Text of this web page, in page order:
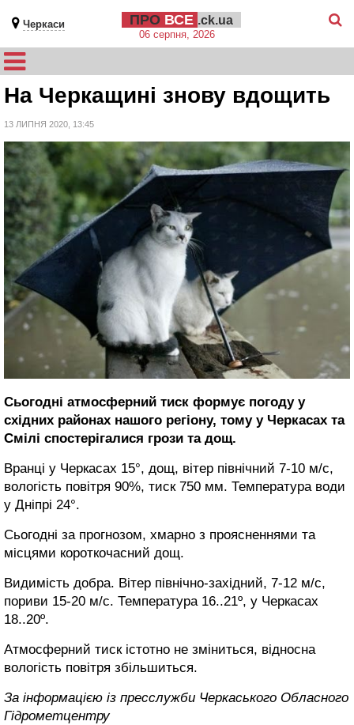
Черкаси ПРО ВСЕ .ck.ua
06 серпня, 2026
На Черкащині знову вдощить
13 ЛИПНЯ 2020, 13:45
Сьогодні атмосферний тиск формує погоду у
східних районах нашого регіону, тому у Черкасах та
Смілі спостерігалися грози та дощ.
Вранці у Черкасах 15°, дощ, вітер північний 7-10 м/с,
вологість повітря 90%, тиск 750 мм. Температура води
у Дніпрі 24°.
Сьогодні за прогнозом, хмарно з проясненнями та
місцями короткочасний дощ.
Видимість добра. Вітер північно-західний, 7-12 м/с,
пориви 15-20 м/с. Температура 16..21º, у Черкасах
18..20º.
Атмосферний тиск істотно не зміниться, відносна
вологість повітря збільшиться.
За інформацією із пресслужби Черкаського Обласного
Гідрометцентру